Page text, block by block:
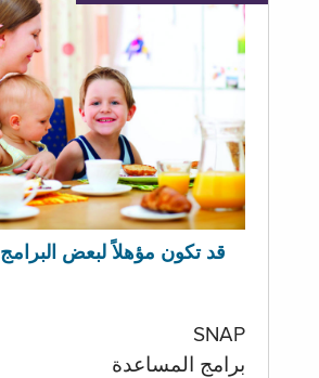
قد تكون مؤهلاً لبعض البرامج
SNAP
برامج المساعدة